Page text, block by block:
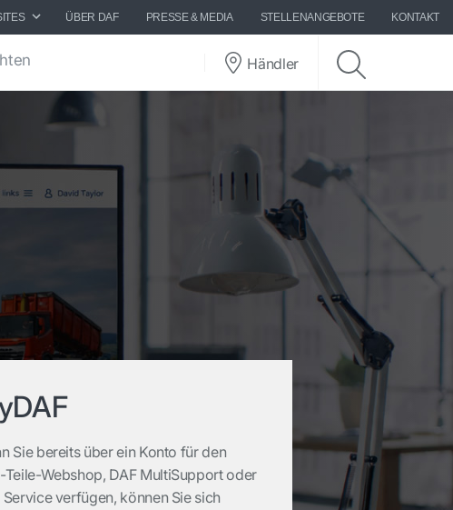
ÜBER DAF PRESSE & MEDIA STELLENANGEBOTE KONTAKT
Händler
Sie bereits über ein Konto für den
Teile-Webshop, DAF MultiSupport oder
Service verfügen, können Sie sich